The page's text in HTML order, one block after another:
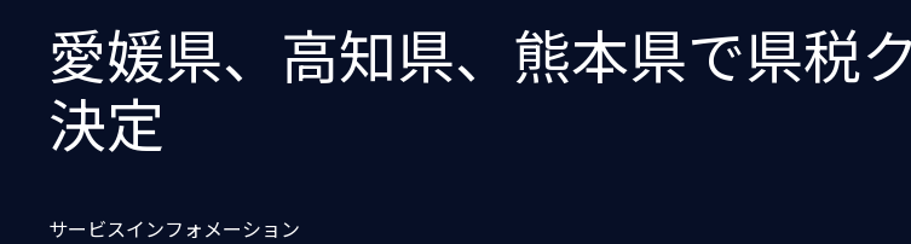
愛媛県、高知県、熊本県で県税
決定
サービスインフォメーション